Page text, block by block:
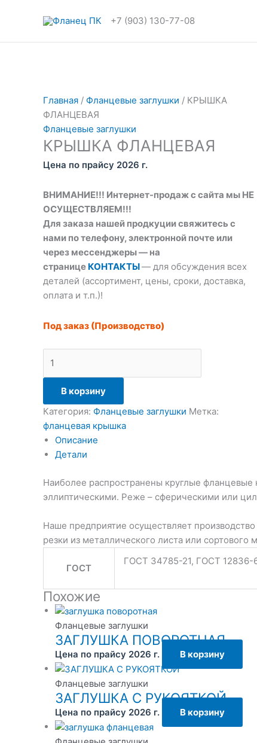
+7 (903) 130-77-08
Главная / Фланцевые заглушки / КРЫШКА
ФЛАНЦЕВАЯ
Фланцевые заглушки
КРЫШКА ФЛАНЦЕВАЯ
Цена по прайсу 2026 г.
ВНИМАНИЕ!!! Интернет-продаж с сайта мы НЕ
ОСУЩЕСТВЛЯЕМ!!!
Для заказа нашей продкуции свяжитесь с
нами по телефону, электронной почте или
через мессенджеры — на
странице КОНТАКТЫ— для обсуждения всех
деталей (ассортимент, цены, сроки, доставка,
оплата и т.п.)!
Под заказ (Производство)
товара
В корзину
Категория: Фланцевые заглушки Метка:
фланцевая крышка
Описание
Детали
Наиболее распространены круглые
эллиптическими. Реже – сферическими или
Наше предприятие осуществляет производство
резки из металлического листа или сортового
ГОСТ
ГОСТ 34785-21, ГОСТ 12836-
Похожие
Фланцевые заглушки
ЗАГЛУШКА ПОВОРОТНАЯ
Цена по прайсу 2026 г. В корзину
Фланцевые заглушки
ЗАГЛУШКА С РУКОЯТКОЙ
Цена по прайсу 2026 г. В корзину